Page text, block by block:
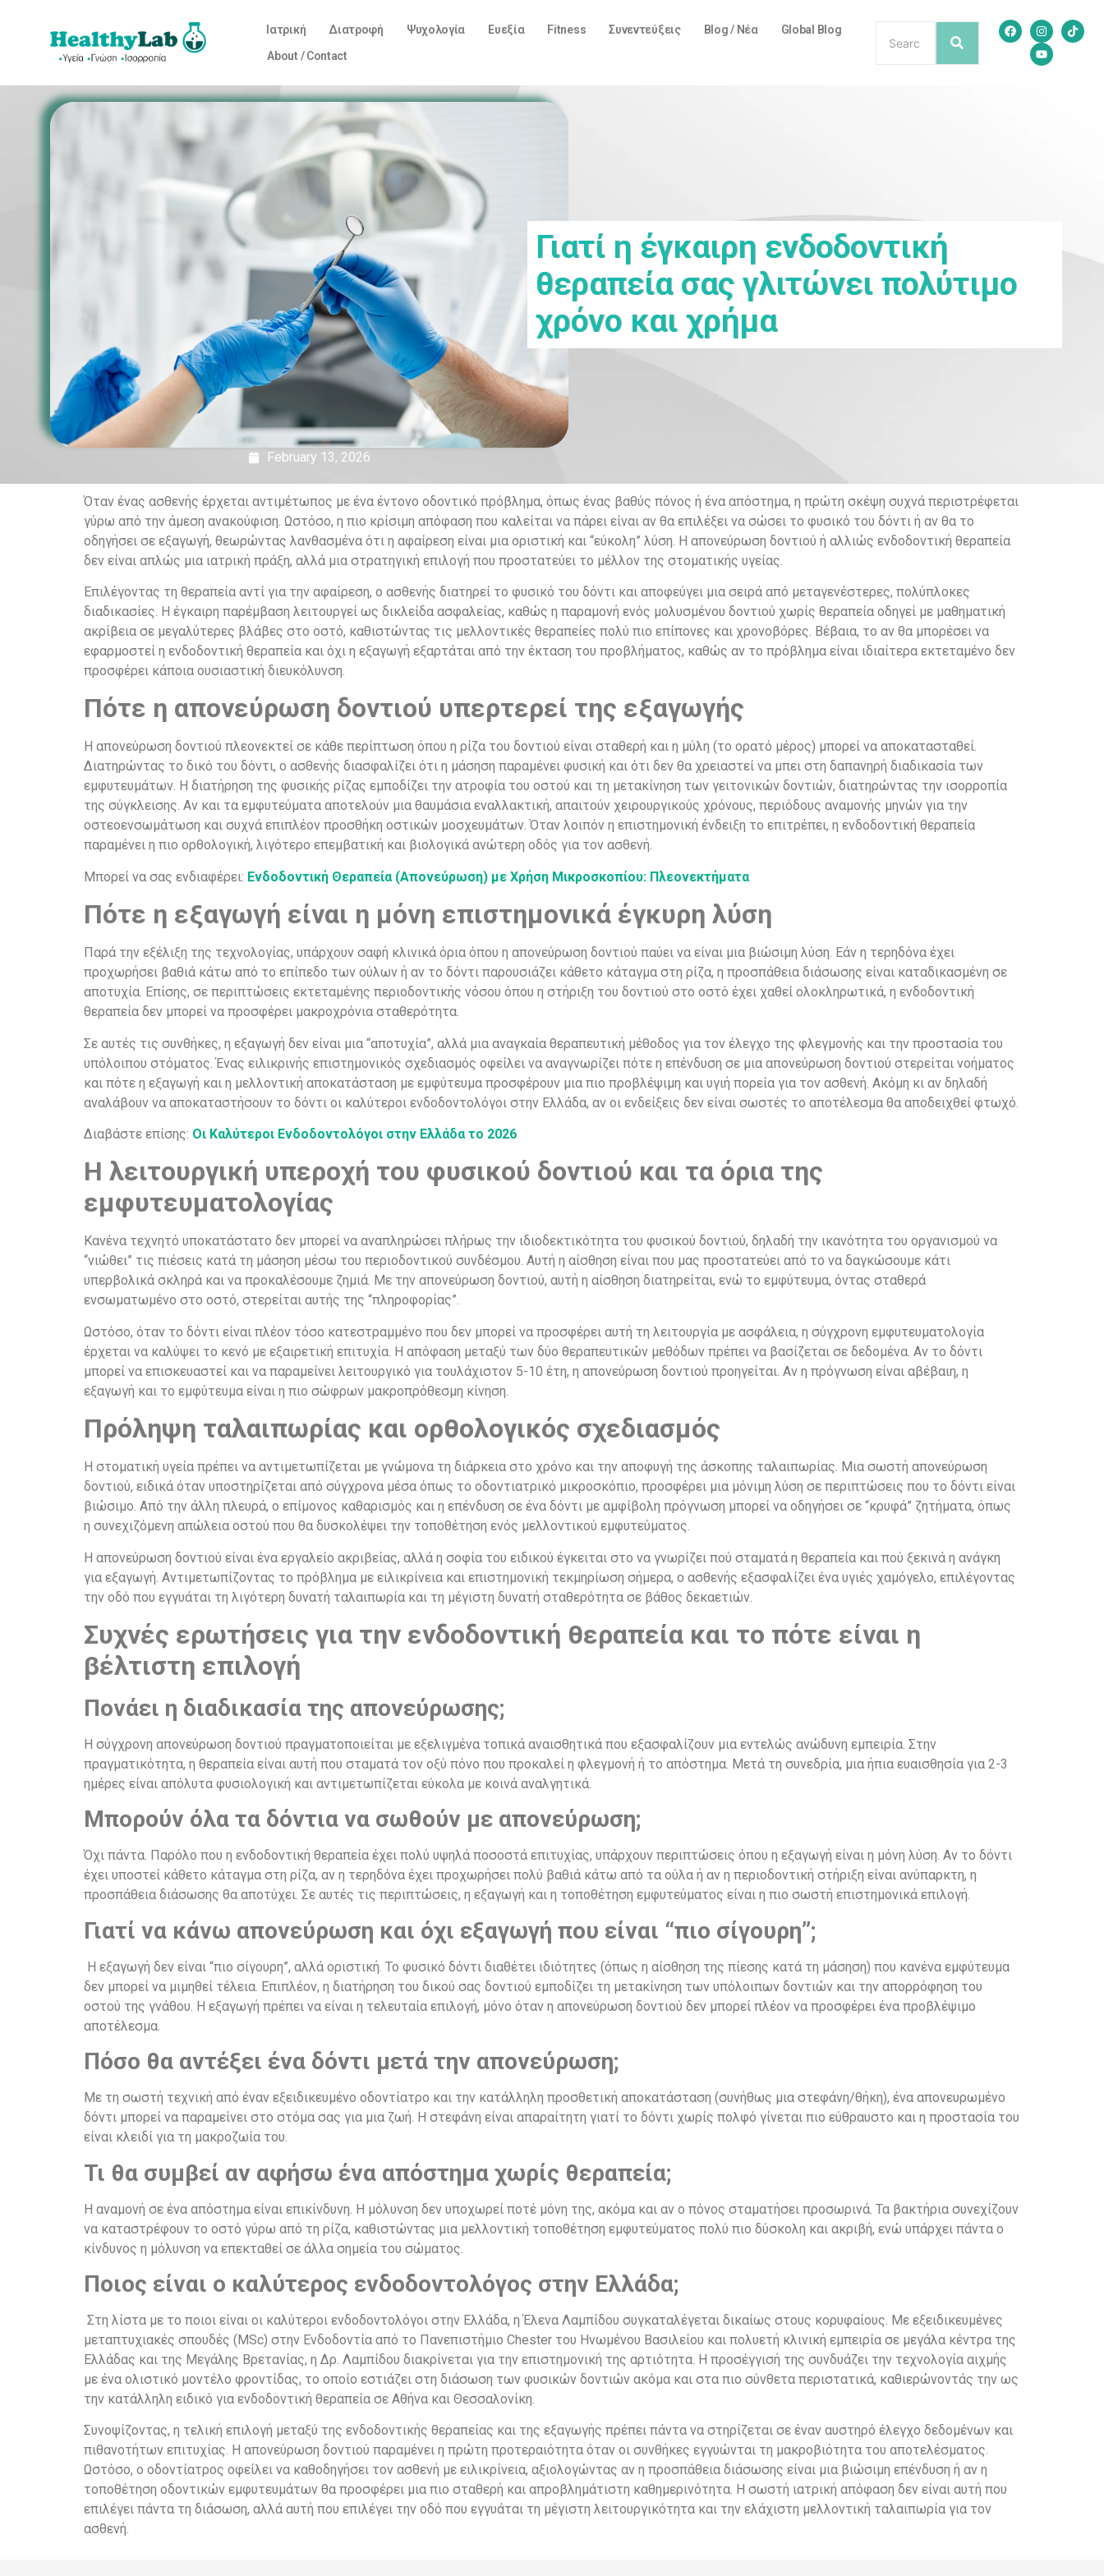
Ιατρική Διατροφή Ψυχολογία Ευεξία Fitness Συνεντεύξεις Blog / Νέα
Global Blog
About / Contact
February 13, 2026
Γιατί η έγκαιρη ενδοδοντική
θεραπεία σας γλιτώνει πολύτιμο
χρόνο και χρήμα
Όταν ένας ασθενής έρχεται αντιμέτωπος με ένα έντονο οδοντικό πρόβλημα, όπως ένας βαθύς πόνος ή ένα απόστημα, η πρώτη σκέψη συχνά περιστρέφεται
γύρω από την άμεση ανακούφιση. Ωστόσο, η πιο κρίσιμη απόφαση που καλείται να πάρει είναι αν θα επιλέξει να σώσει το φυσικό του δόντι ή αν θα το
οδηγήσει σε εξαγωγή, θεωρώντας λανθασμένα ότι η αφαίρεση είναι μια οριστική και “εύκολη” λύση. Η απονεύρωση δοντιού ή αλλιώς ενδοδοντική θεραπεία
δεν είναι απλώς μια ιατρική πράξη, αλλά μια στρατηγική επιλογή που προστατεύει το μέλλον της στοματικής υγείας.
Επιλέγοντας τη θεραπεία αντί για την αφαίρεση, ο ασθενής διατηρεί το φυσικό του δόντι και αποφεύγει μια σειρά από μεταγενέστερες, πολύπλοκες
διαδικασίες. Η έγκαιρη παρέμβαση λειτουργεί ως δικλείδα ασφαλείας, καθώς η παραμονή ενός μολυσμένου δοντιού χωρίς θεραπεία οδηγεί με μαθηματική
ακρίβεια σε μεγαλύτερες βλάβες στο οστό, καθιστώντας τις μελλοντικές θεραπείες πολύ πιο επίπονες και χρονοβόρες. Βέβαια, το αν θα μπορέσει να
εφαρμοστεί η ενδοδοντική θεραπεία και όχι η εξαγωγή εξαρτάται από την έκταση του προβλήματος, καθώς αν το πρόβλημα είναι ιδιαίτερα εκτεταμένο δεν
προσφέρει κάποια ουσιαστική διευκόλυνση.
Πότε η απονεύρωση δοντιού υπερτερεί της εξαγωγής
Η απονεύρωση δοντιού πλεονεκτεί σε κάθε περίπτωση όπου η ρίζα του δοντιού είναι σταθερή και η μύλη (το ορατό μέρος) μπορεί να αποκατασταθεί.
Διατηρώντας το δικό του δόντι, ο ασθενής διασφαλίζει ότι η μάσηση παραμένει φυσική και ότι δεν θα χρειαστεί να μπει στη δαπανηρή διαδικασία των
εμφυτευμάτων. Η διατήρηση της φυσικής ρίζας εμποδίζει την ατροφία του οστού και τη μετακίνηση των γειτονικών δοντιών, διατηρώντας την ισορροπία
της σύγκλεισης. Αν και τα εμφυτεύματα αποτελούν μια θαυμάσια εναλλακτική, απαιτούν χειρουργικούς χρόνους, περιόδους αναμονής μηνών για την
οστεοενσωμάτωση και συχνά επιπλέον προσθήκη οστικών μοσχευμάτων. Όταν λοιπόν η επιστημονική ένδειξη το επιτρέπει, η ενδοδοντική θεραπεία
παραμένει η πιο ορθολογική, λιγότερο επεμβατική και βιολογικά ανώτερη οδός για τον ασθενή.
Μπορεί να σας ενδιαφέρει: Ενδοδοντική Θεραπεία (Απονεύρωση) με Χρήση Μικροσκοπίου: Πλεονεκτήματα
Πότε η εξαγωγή είναι η μόνη επιστημονικά έγκυρη λύση
Παρά την εξέλιξη της τεχνολογίας, υπάρχουν σαφή κλινικά όρια όπου η απονεύρωση δοντιού παύει να είναι μια βιώσιμη λύση. Εάν η τερηδόνα έχει
προχωρήσει βαθιά κάτω από το επίπεδο των ούλων ή αν το δόντι παρουσιάζει κάθετο κάταγμα στη ρίζα, η προσπάθεια διάσωσης είναι καταδικασμένη σε
αποτυχία. Επίσης, σε περιπτώσεις εκτεταμένης περιοδοντικής νόσου όπου η στήριξη του δοντιού στο οστό έχει χαθεί ολοκληρωτικά, η ενδοδοντική
θεραπεία δεν μπορεί να προσφέρει μακροχρόνια σταθερότητα.
Σε αυτές τις συνθήκες, η εξαγωγή δεν είναι μια “αποτυχία”, αλλά μια αναγκαία θεραπευτική μέθοδος για τον έλεγχο της φλεγμονής και την προστασία του
υπόλοιπου στόματος. Ένας ειλικρινής επιστημονικός σχεδιασμός οφείλει να αναγνωρίζει πότε η επένδυση σε μια απονεύρωση δοντιού στερείται νοήματος
και πότε η εξαγωγή και η μελλοντική αποκατάσταση με εμφύτευμα προσφέρουν μια πιο προβλέψιμη και υγιή πορεία για τον ασθενή. Ακόμη κι αν δηλαδή
αναλάβουν να αποκαταστήσουν το δόντι οι καλύτεροι ενδοδοντολόγοι στην Ελλάδα, αν οι ενδείξεις δεν είναι σωστές το αποτέλεσμα θα αποδειχθεί φτωχό.
Διαβάστε επίσης: Οι Καλύτεροι Ενδοδοντολόγοι στην Ελλάδα το 2026
Η λειτουργική υπεροχή του φυσικού δοντιού και τα όρια της
εμφυτευματολογίας
Κανένα τεχνητό υποκατάστατο δεν μπορεί να αναπληρώσει πλήρως την ιδιοδεκτικότητα του φυσικού δοντιού, δηλαδή την ικανότητα του οργανισμού να
“νιώθει” τις πιέσεις κατά τη μάσηση μέσω του περιοδοντικού συνδέσμου. Αυτή η αίσθηση είναι που μας προστατεύει από το να δαγκώσουμε κάτι
υπερβολικά σκληρά και να προκαλέσουμε ζημιά. Με την απονεύρωση δοντιού, αυτή η αίσθηση διατηρείται, ενώ το εμφύτευμα, όντας σταθερά
ενσωματωμένο στο οστό, στερείται αυτής της “πληροφορίας”.
Ωστόσο, όταν το δόντι είναι πλέον τόσο κατεστραμμένο που δεν μπορεί να προσφέρει αυτή τη λειτουργία με ασφάλεια, η σύγχρονη εμφυτευματολογία
έρχεται να καλύψει το κενό με εξαιρετική επιτυχία. Η απόφαση μεταξύ των δύο θεραπευτικών μεθόδων πρέπει να βασίζεται σε δεδομένα. Αν το δόντι
μπορεί να επισκευαστεί και να παραμείνει λειτουργικό για τουλάχιστον 5-10 έτη, η απονεύρωση δοντιού προηγείται. Αν η πρόγνωση είναι αβέβαιη, η
εξαγωγή και το εμφύτευμα είναι η πιο σώφρων μακροπρόθεσμη κίνηση.
Πρόληψη ταλαιπωρίας και ορθολογικός σχεδιασμός
Η στοματική υγεία πρέπει να αντιμετωπίζεται με γνώμονα τη διάρκεια στο χρόνο και την αποφυγή της άσκοπης ταλαιπωρίας. Μια σωστή απονεύρωση
δοντιού, ειδικά όταν υποστηρίζεται από σύγχρονα μέσα όπως το οδοντιατρικό μικροσκόπιο, προσφέρει μια μόνιμη λύση σε περιπτώσεις που το δόντι είναι
βιώσιμο. Από την άλλη πλευρά, ο επίμονος καθαρισμός και η επένδυση σε ένα δόντι με αμφίβολη πρόγνωση μπορεί να οδηγήσει σε “κρυφά” ζητήματα, όπως
η συνεχιζόμενη απώλεια οστού που θα δυσκολέψει την τοποθέτηση ενός μελλοντικού εμφυτεύματος.
Η απονεύρωση δοντιού είναι ένα εργαλείο ακριβείας, αλλά η σοφία του ειδικού έγκειται στο να γνωρίζει πού σταματά η θεραπεία και πού ξεκινά η ανάγκη
για εξαγωγή. Αντιμετωπίζοντας το πρόβλημα με ειλικρίνεια και επιστημονική τεκμηρίωση σήμερα, ο ασθενής εξασφαλίζει ένα υγιές χαμόγελο, επιλέγοντας
την οδό που εγγυάται τη λιγότερη δυνατή ταλαιπωρία και τη μέγιστη δυνατή σταθερότητα σε βάθος δεκαετιών.
Συχνές ερωτήσεις για την ενδοδοντική θεραπεία και το πότε είναι η
βέλτιστη επιλογή
Πονάει η διαδικασία της απονεύρωσης;
Η σύγχρονη απονεύρωση δοντιού πραγματοποιείται με εξελιγμένα τοπικά αναισθητικά που εξασφαλίζουν μια εντελώς ανώδυνη εμπειρία. Στην
πραγματικότητα, η θεραπεία είναι αυτή που σταματά τον οξύ πόνο που προκαλεί η φλεγμονή ή το απόστημα. Μετά τη συνεδρία, μια ήπια ευαισθησία για 2-3
ημέρες είναι απόλυτα φυσιολογική και αντιμετωπίζεται εύκολα με κοινά αναλγητικά.
Μπορούν όλα τα δόντια να σωθούν με απονεύρωση;
Όχι πάντα. Παρόλο που η ενδοδοντική θεραπεία έχει πολύ υψηλά ποσοστά επιτυχίας, υπάρχουν περιπτώσεις όπου η εξαγωγή είναι η μόνη λύση. Αν το δόντι
έχει υποστεί κάθετο κάταγμα στη ρίζα, αν η τερηδόνα έχει προχωρήσει πολύ βαθιά κάτω από τα ούλα ή αν η περιοδοντική στήριξη είναι ανύπαρκτη, η
προσπάθεια διάσωσης θα αποτύχει. Σε αυτές τις περιπτώσεις, η εξαγωγή και η τοποθέτηση εμφυτεύματος είναι η πιο σωστή επιστημονικά επιλογή.
Γιατί να κάνω απονεύρωση και όχι εξαγωγή που είναι “πιο σίγουρη”;
Η εξαγωγή δεν είναι “πιο σίγουρη”, αλλά οριστική. Το φυσικό δόντι διαθέτει ιδιότητες (όπως η αίσθηση της πίεσης κατά τη μάσηση) που κανένα εμφύτευμα
δεν μπορεί να μιμηθεί τέλεια. Επιπλέον, η διατήρηση του δικού σας δοντιού εμποδίζει τη μετακίνηση των υπόλοιπων δοντιών και την απορρόφηση του
οστού της γνάθου. Η εξαγωγή πρέπει να είναι η τελευταία επιλογή, μόνο όταν η απονεύρωση δοντιού δεν μπορεί πλέον να προσφέρει ένα προβλέψιμο
αποτέλεσμα.
Πόσο θα αντέξει ένα δόντι μετά την απονεύρωση;
Με τη σωστή τεχνική από έναν εξειδικευμένο οδοντίατρο και την κατάλληλη προσθετική αποκατάσταση (συνήθως μια στεφάνη/θήκη), ένα απονευρωμένο
δόντι μπορεί να παραμείνει στο στόμα σας για μια ζωή. Η στεφάνη είναι απαραίτητη γιατί το δόντι χωρίς πολφό γίνεται πιο εύθραυστο και η προστασία του
είναι κλειδί για τη μακροζωία του.
Τι θα συμβεί αν αφήσω ένα απόστημα χωρίς θεραπεία;
Η αναμονή σε ένα απόστημα είναι επικίνδυνη. Η μόλυνση δεν υποχωρεί ποτέ μόνη της, ακόμα και αν ο πόνος σταματήσει προσωρινά. Τα βακτήρια συνεχίζουν
να καταστρέφουν το οστό γύρω από τη ρίζα, καθιστώντας μια μελλοντική τοποθέτηση εμφυτεύματος πολύ πιο δύσκολη και ακριβή, ενώ υπάρχει πάντα ο
κίνδυνος η μόλυνση να επεκταθεί σε άλλα σημεία του σώματος.
Ποιος είναι ο καλύτερος ενδοδοντολόγος στην Ελλάδα;
Στη λίστα με το ποιοι είναι οι καλύτεροι ενδοδοντολόγοι στην Ελλάδα, η Έλενα Λαμπίδου συγκαταλέγεται δικαίως στους κορυφαίους. Με εξειδικευμένες
μεταπτυχιακές σπουδές (MSc) στην Ενδοδοντία από το Πανεπιστήμιο Chester του Ηνωμένου Βασιλείου και πολυετή κλινική εμπειρία σε μεγάλα κέντρα της
Ελλάδας και της Μεγάλης Βρετανίας, η Δρ. Λαμπίδου διακρίνεται για την επιστημονική της αρτιότητα. Η προσέγγισή της συνδυάζει την τεχνολογία αιχμής
με ένα ολιστικό μοντέλο φροντίδας, το οποίο εστιάζει στη διάσωση των φυσικών δοντιών ακόμα και στα πιο σύνθετα περιστατικά, καθιερώνοντάς την ως
την κατάλληλη ειδικό για ενδοδοντική θεραπεία σε Αθήνα και Θεσσαλονίκη.
Συνοψίζοντας, η τελική επιλογή μεταξύ της ενδοδοντικής θεραπείας και της εξαγωγής πρέπει πάντα να στηρίζεται σε έναν αυστηρό έλεγχο δεδομένων και
πιθανοτήτων επιτυχίας. Η απονεύρωση δοντιού παραμένει η πρώτη προτεραιότητα όταν οι συνθήκες εγγυώνται τη μακροβιότητα του αποτελέσματος.
Ωστόσο, ο οδοντίατρος οφείλει να καθοδηγήσει τον ασθενή με ειλικρίνεια, αξιολογώντας αν η προσπάθεια διάσωσης είναι μια βιώσιμη επένδυση ή αν η
τοποθέτηση οδοντικών εμφυτευμάτων θα προσφέρει μια πιο σταθερή και απροβλημάτιστη καθημερινότητα. Η σωστή ιατρική απόφαση δεν είναι αυτή που
επιλέγει πάντα τη διάσωση, αλλά αυτή που επιλέγει την οδό που εγγυάται τη μέγιστη λειτουργικότητα και την ελάχιστη μελλοντική ταλαιπωρία για τον
ασθενή.